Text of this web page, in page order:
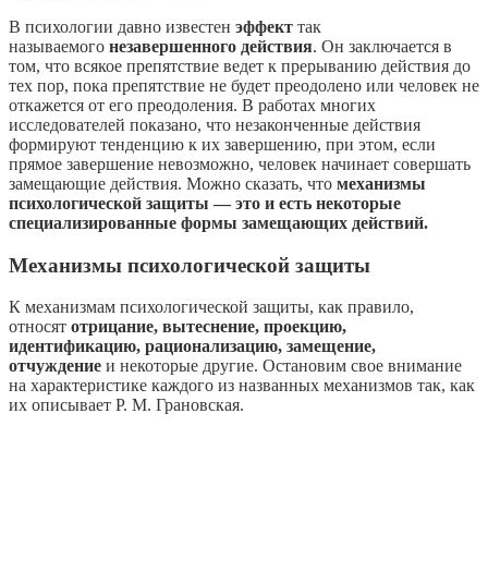
В психологии давно известен эффект так
называемого незавершенного действия. Он заключается в
том, что всякое препятствие ведет к прерыванию действия до
тех пор, пока препятствие не будет преодолено или человек не
откажется от его преодоления. В работах многих
исследователей показано, что незаконченные действия
формируют тенденцию к их завершению, при этом, если
прямое завершение невозможно, человек начинает совершать
замещающие действия. Можно сказать, что механизмы
психологической защиты — это и есть некоторые
специализированные формы замещающих действий.
Механизмы психологической защиты
К механизмам психологической защиты, как правило,
относят отрицание, вытеснение, проекцию,
идентификацию, рационализацию, замещение,
отчуждение и некоторые другие. Остановим свое внимание
на характеристике каждого из названных механизмов так, как
их описывает Р. М. Грановская.